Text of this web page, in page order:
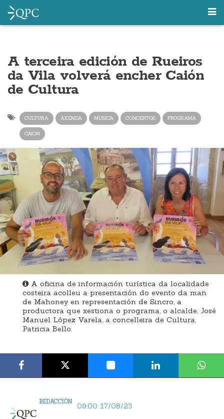
A terceira edición de Rueiros
da Vila volverá encher Caión
de Cultura
CULTURA AXENDA MUSICA CONCERTOS PROGRAMA
CAION
A oficina de información turística da localidade
costeira acolleu a presentación do evento da man
de Mahoney en representación de Sincro, a
productora que xestiona o programa, o alcalde, José
Manuel López Varela, a concelleira de Cultura,
Patricia Bello.
REDACCIÓN 09:00 17/08/23